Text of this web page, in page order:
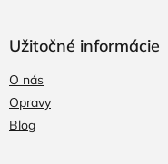
Užitočné informácie
O nás
Opravy
Blog